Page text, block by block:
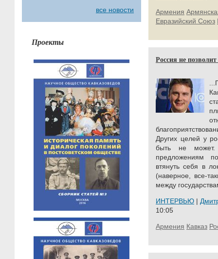
все новости
Проекты
Армения
Евразийский Союз
Россия не
Других целей у
быть не
предложениям
втянуть себя в
(наверное, все-
между
ИНТЕРВЬЮ |
10:05
Армения Кавказ